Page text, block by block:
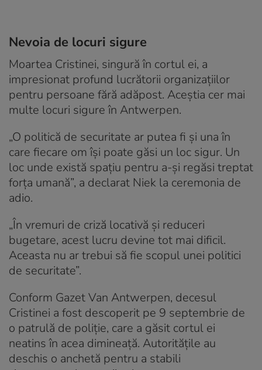
Nevoia de locuri sigure
Moartea Cristinei, singură în cortul ei, a
impresionat profund lucrătorii organizațiilor
pentru persoane fără adăpost. Aceștia cer mai
multe locuri sigure în Antwerpen.
„O politică de securitate ar putea fi și una în
care fiecare om își poate găsi un loc sigur. Un
loc unde există spațiu pentru a-și regăsi treptat
forța umană”, a declarat Niek la ceremonia de
adio.
„În vremuri de criză locativă și reduceri
bugetare, acest lucru devine tot mai dificil.
Aceasta nu ar trebui să fie scopul unei politici
de securitate”.
Conform Gazet Van Antwerpen, decesul
Cristinei a fost descoperit pe 9 septembrie de
o patrulă de poliție, care a găsit cortul ei
neatins în acea dimineață. Autoritățile au
deschis o anchetă pentru a stabili